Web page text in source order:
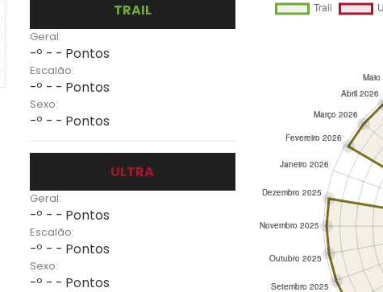
TRAIL
Geral:
-º - - Pontos
Escalão:
-º - - Pontos
Sexo:
-º - - Pontos
ULTRA
Geral:
-º - - Pontos
Escalão:
-º - - Pontos
Sexo:
-º - - Pontos